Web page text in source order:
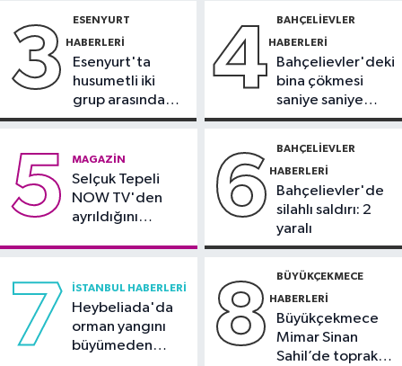
Anlaşması tarihi bir adımdır
İstanbul Haberleri
konteynerleri alevlere teslim oldu
3 ESENYURT
HABERLERI
Esenyurt'ta
husumetli iki
grup arasında
silahlı kavga
4 BAHÇELIEVLER
HABERLERI
Bahçelievler'deki
bina çökmesi
saniye saniye
görüntülendi
5 MAGAZIN
Selçuk Tepeli
NOW TV'den
ayrıldığını
6 BAHÇELIEVLER
HABERLERI
Bahçelievler'de
silahlı saldırı: 2
yaralı
7 İSTANBUL HABERLERI
Heybeliada'da
orman yangını
büyümeden
8 BÜYÜKÇEKMECE
HABERLERI
Büyükçekmece
Mimar Sinan
Sahil’de toprak